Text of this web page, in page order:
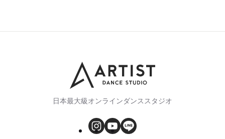
日本最大級オンラインダンススタジオ